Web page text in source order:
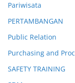
Pariwisata
PERTAMBANGAN
Public Relation
Purchasing and
SAFETY TRAINING